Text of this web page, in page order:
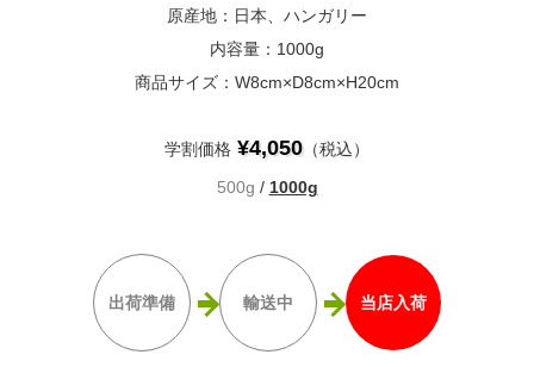
原産地：日本、ハンガリー
内容量：1000g
商品サイズ：W8cm×D8cm×H20cm
学割価格 ¥4,050（税込）
500g / 1000g
出荷準備 輸送中 当店入荷